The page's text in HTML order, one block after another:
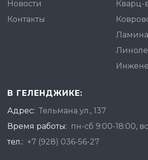
Новости
Контакты
Кварц-
В ГЕЛЕНДЖИКЕ:
Адрес: Тельмана ул., 137
Время работы: пн-сб 9:00-18:00,
тел.: +7 (928) 036-56-27